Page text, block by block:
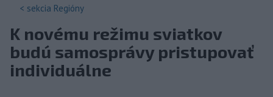
< sekcia Regióny
K novému režimu sviatkov
budú samosprávy pristupovať
individuálne